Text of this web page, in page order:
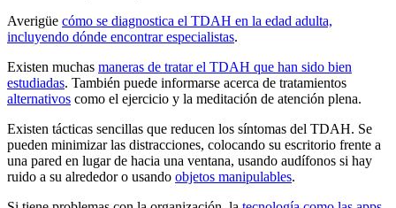
Averigüe cómo se diagnostica el TDAH en la edad adulta,
incluyendo dónde encontrar especialistas.
Existen muchas maneras de tratar el TDAH que han sido bien
estudiadas. También puede informarse acerca de tratamientos
alternativos como el ejercicio y la meditación de atención plena.
Existen tácticas sencillas que reducen los síntomas del TDAH. Se
pueden minimizar las distracciones, colocando su escritorio frente a
una pared en lugar de hacia una ventana, usando audífonos si hay
ruido a su alrededor o usando objetos manipulables.